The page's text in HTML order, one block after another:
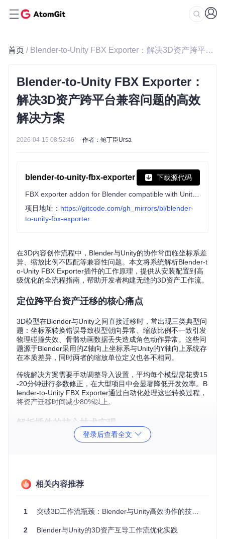
首页 / Blender-to-Unity FBX Exporter：解决3D资产跨平台兼容问题的高效解决方案
Blender-to-Unity FBX Exporter：
解决3D资产跨平台兼容问题的高效
解决方案
2026-04-15 08:52:46 作者：鲍丁臣Ursa
blender-to-unity-fbx-exporter 下载源代码
项目地址： https://gitcode.com/gh_mirrors/bl/blender-
to-unity-fbx-exporter
在3D内容创作流程中，Blender与Unity的协作常面临坐标系差
异、缩放比例不匹配等兼容性问题。本文将系统解析Blender-t
o-Unity FBX Exporter插件的工作原理，提供从安装配置到高
级优化的全流程指南，帮助开发者构建无缝的3D资产工作流。
定位跨平台资产迁移的核心痛点
3D模型在Blender与Unity之间直接迁移时，常出现三类典型问
题：坐标系转换错误导致模型朝向异常、缩放比例不一致引发
物理碰撞失效、骨骼动画数据丢失造成角色动作异常。这些问
题源于Blender采用的Z轴向上坐标系与Unity的Y轴向上系统存
在本质差异，同时两者的缩放单位定义也各不相同。
传统解决方案需要手动调整导入设置，平均每个模型需花费15
-20分钟进行参数修正，在大型项目中会显著降低开发效率。B
lender-to-Unity FBX Exporter通过自动化处理这些转换过程，
将资产迁移时间减少80%以上。
解析插件的核心技术实现
实现坐标系智能转换
应用100倍缩放因子补偿单位差异
这种转换通过Python API在导出过程中实时计算，避免了手动
登录后查看全文
相关内容推荐
1 突破3D工作流瓶颈：Blender与Unity高效协作的技术革新
2 Blender与Unity的3D资产互导工作流优化实践